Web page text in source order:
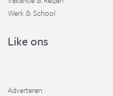
Werk & School
Like ons
Adverteren